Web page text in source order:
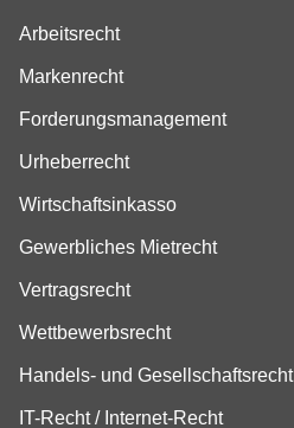
Arbeitsrecht
Markenrecht
Forderungsmanagement
Urheberrecht
Wirtschaftsinkasso
Gewerbliches Mietrecht
Vertragsrecht
Wettbewerbsrecht
Handels- und Gesellschaftsrecht
IT-Recht / Internet-Recht